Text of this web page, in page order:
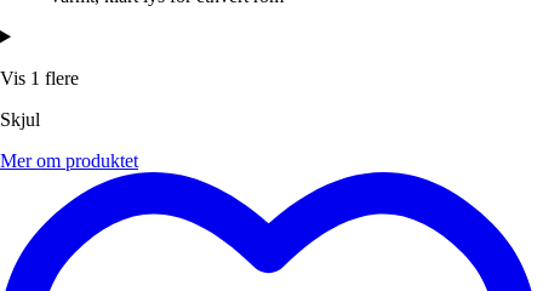
Vis 1 flere
Skjul
Mer om produktet